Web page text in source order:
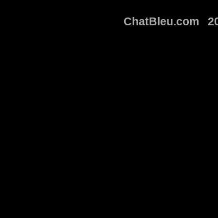
ChatBleu.com